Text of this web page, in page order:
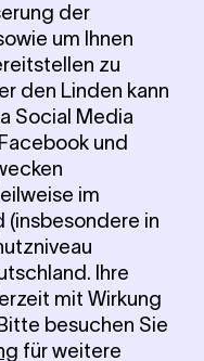
der
um Ihnen
zu
den Linden kann
Social Media
und
im
(insbesondere in
Ihre
mit Wirkung
besuchen Sie
für weitere